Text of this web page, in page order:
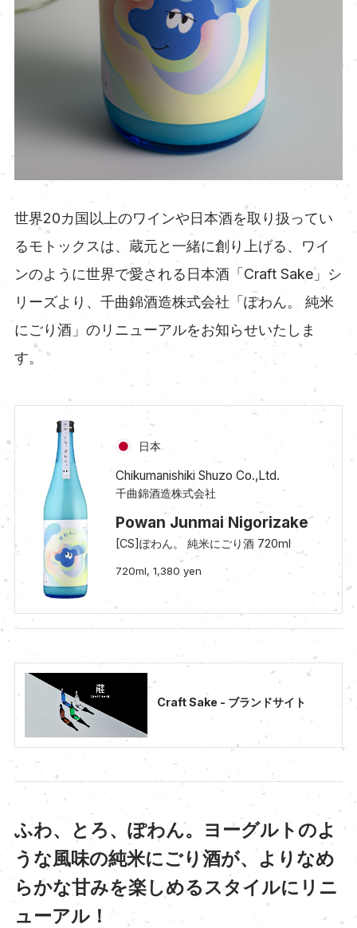
世界20カ国以上のワインや日本酒を取り扱ってい
るモトックスは、蔵元と一緒に創り上げる、ワイ
ンのように世界で愛される日本酒「Craft Sake」シ
リーズより、千曲錦酒造株式会社「ぽわん。 純米
にごり酒」のリニューアルをお知らせいたしま
す。
日本
Chikumanishiki Shuzo Co.,Ltd.
千曲錦酒造株式会社
Powan Junmai Nigorizake
[CS]ぽわん。 純米にごり酒 720ml
720ml, 1,380 yen
Craft Sake - ブランドサイト
ふわ、とろ、ぽわん。ヨーグルトのよ
うな風味の純米にごり酒が、よりなめ
らかな甘みを楽しめるスタイルにリニ
ューアル！